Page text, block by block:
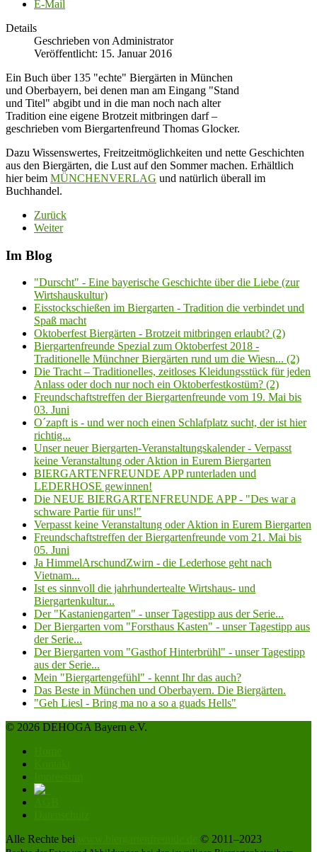
E-Mail
Details
Geschrieben von Administrator
Veröffentlicht: 15. Januar 2016
Ein Buch über 135 "echte" Biergärten in München
und Oberbayern, bei denen man am Eingang "Stand
und Titel" abgibt und in die man noch nach alter
Tradition eine eigene Brotzeit mitbringen darf –
geschrieben vom Biergartenfreund Thomas Glocker.
Dazu Wissenswertes, Freitzeitmöglichkeiten und nette Geschichten
aus den Biergärten, die Lust auf den Sommer machen. Erhältlich
hier beim MÜNCHENVERLAG und natürlich überall im
Buchhandel.
Zurück
Weiter
Im Blog
"Durscht" - Eine bayerische Geschichte über die Liebe (zur
Wirtshauskultur)
Eisstockschießen im Biergarten - Tradition die verbindet und
Spaß macht
Oktoberfest Biergärten - Brotzeit mitbringen erlaubt? (2)
Biergartenfreunde Spezial zum Oktoberfest 2018 -
Traditionelle Münchner Biergärten rund um die Wiesn... (2)
Die Tracht – Traditionelles, zeitloses Kleidungsstück für jeden
Anlass oder doch nur noch ein Oktoberfestkostüm? (2)
Freundschaftstreffen der Biergartenfreunde vom 19. Mai bis
03. Juni
O´zapft is - und wer noch einen Schlafplatz sucht, der ist hier
richtig...
Unser neuer Biergarten-Veranstaltungskalender - Verpasst
keine Veranstaltung oder Aktion in Eurem Biergarten
BIERGARTENFREUNDE APP runterladen und
LEDERHOSE gewinnen!
Die NEUE BIERGARTENFREUNDE APP - "Des war a
schware Partie für uns!"
Verpasst keine Veranstaltung oder Aktion in Eurem Biergarten
Freundschaftstreffen der Biergartenfreunde vom 21. Mai bis
05. Juni
Ja HimmelArschundZwirn - die Lederhose geht nach
Vietnam...
Ist es sinnvoll die jahrhundertealte Wirtshaus- und
Biergartenkultur...
Der "Kastaniengarten" - unser Tagestipp aus der Serie...
Der Biergarten vom "Forsthaus Kasten" - unser Tagestipp aus
der Serie...
Der Biergarten vom "Gasthof Hinterbrühl" - unser Tagestipp
aus der Serie...
Mein "Biergartengefühl" - kennt Ihr das auch?
Das Beste in München und Oberbayern. Die Biergärten.
"Geh Liesl - Bring ma no a so a guads Hells"
© 2026 DEHOGA Bayern e.V.
Alle Rechte bei
© 2011–2023